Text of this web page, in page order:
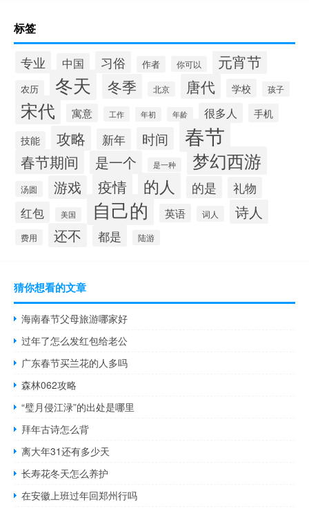
标签
专业 中国 习俗 作者 你可以 元宵节
农历 冬天 冬季 北京 唐代 学校 孩子
宋代 寓意 工作 年初 年龄 很多人 手机
技能 攻略 新年 时间 春节
春节期间 是一个 是一种 梦幻西游
汤圆 游戏 疫情 的人 的是
礼物
红包
美国 自己的 英语 词人 诗人
费用 还不 都是 陆游
猜你想看的文章
海南春节父母旅游哪家好
过年了怎么发红包给老公
广东春节买兰花的人多吗
森林062攻略
“璧月侵江渌”的出处是哪里
拜年古诗怎么背
离大年31还有多少天
长寿花冬天怎么养护
在安徽上班过年回郑州行吗